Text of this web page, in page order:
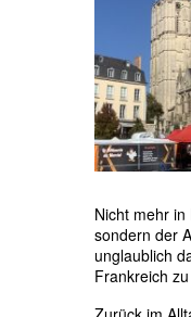
Nicht mehr
sondern der
unglaublich
Frankreich